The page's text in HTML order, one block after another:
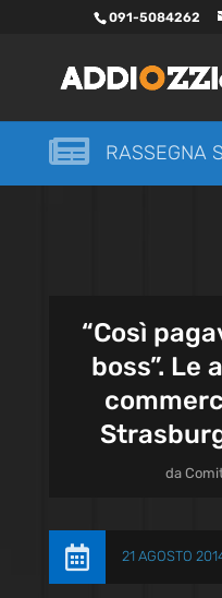
091-5084262
 RASSEGNA
“Così
boss”. Le
da
 21 AGOSTO